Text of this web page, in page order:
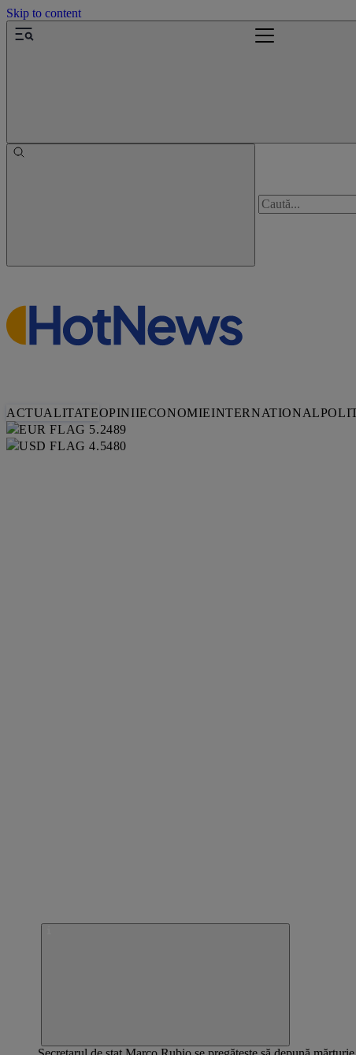
Skip to content
ACTUALITATEOPINIIECONOMIEINTERNATIONAL
5.2489
4.5480